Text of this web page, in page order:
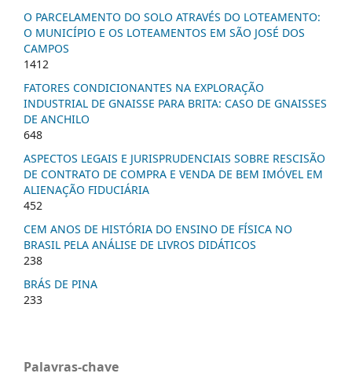
O PARCELAMENTO DO SOLO ATRAVÉS DO LOTEAMENTO:
O MUNICÍPIO E OS LOTEAMENTOS EM SÃO JOSÉ DOS
CAMPOS
1412
FATORES CONDICIONANTES NA EXPLORAÇÃO
INDUSTRIAL DE GNAISSE PARA BRITA: CASO DE GNAISSES
DE ANCHILO
648
ASPECTOS LEGAIS E JURISPRUDENCIAIS SOBRE RESCISÃO
DE CONTRATO DE COMPRA E VENDA DE BEM IMÓVEL EM
ALIENAÇÃO FIDUCIÁRIA
452
CEM ANOS DE HISTÓRIA DO ENSINO DE FÍSICA NO
BRASIL PELA ANÁLISE DE LIVROS DIDÁTICOS
238
BRÁS DE PINA
233
Palavras-chave